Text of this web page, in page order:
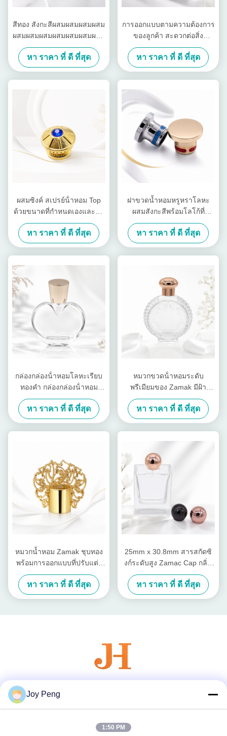
สีทอง สังกะสีผสมผสมผสมผสม
ผสมผสมผสมผสมผสมผสมผสม
ผสมผสมผสมผสมผสมผสมผสม
ผสมผสมผสมผสมผสมผสมผสม
ผสมผสมผสมผสมผสมผสมผสม
ผสมผสมผสมผสมผสมผสมผสม
หา ราคา ที่ ดี ที่สุด
การออกแบบตามความต้องการ
ของลูกค้า สะดวกต่อสิ่ง
แวดล้อม น้ําหอม Zamak หัว
ขวดน้ําหอม
หา ราคา ที่ ดี ที่สุด
ผสมซิงค์ สเปรย์น้ําหอม Top
ด้วยขนาดที่กําหนดเองและตก
แต่งอลังการสําหรับหอมหรู
หา ราคา ที่ ดี ที่สุด
ฝาขวดน้ำหอมหรูหราโลหะ
ผสมสังกะสีพร้อมโลโก้ที่
กำหนดเองและขัดเงากระจก
หา ราคา ที่ ดี ที่สุด
กล่องกล่องน้ําหอมโลหะเรียบ
ทองคํา กล่องกล่องน้ําหอม
โลหะแบบพิเศษ
หา ราคา ที่ ดี ที่สุด
หมวกขวดน้ําหอมระดับ
พรีเมียมของ Zamak มีฝ้า
กระปุกทองแดงทองแดง, ปิดกัน
อากาศ, และการออกแบบ CNC
หา ราคา ที่ ดี ที่สุด
หมวกน้ำหอม Zamak ชุบทอง
พร้อมการออกแบบที่ปรับแต่ง
ได้และการขัดเงากระจก
หา ราคา ที่ ดี ที่สุด
25mm x 30.8mm สารสกัดซิ
งก์ระดับสูง Zamac Cap กลิ่น
หอมกับกระจกปลายปลายและ
สีที่สามารถปรับแต่ง
หา ราคา ที่ ดี ที่สุด
Joy Peng
1:50 PM